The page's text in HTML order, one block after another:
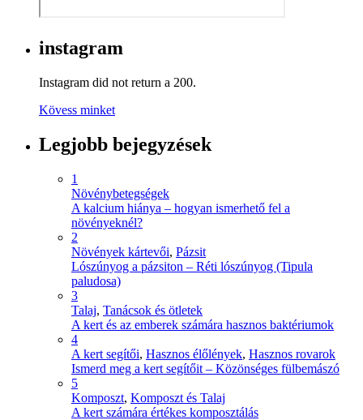
instagram
Instagram did not return a 200.
Kövess minket
Legjobb bejegyzések
1
Növénybetegségek
A kalcium hiánya – hogyan ismerhető fel a
növényeknél?
2
Növények kártevői, Pázsit
Lószúnyog a pázsiton – Réti lószúnyog (Tipula
paludosa)
3
Talaj, Tanácsok és ötletek
A kert és az emberek számára hasznos baktériumok
4
A kert segítői, Hasznos élőlények, Hasznos rovarok
Ismerd meg a kert segítőit – Közönséges fülbemászó
5
Komposzt, Komposzt és Talaj
A kert számára értékes komposztálás